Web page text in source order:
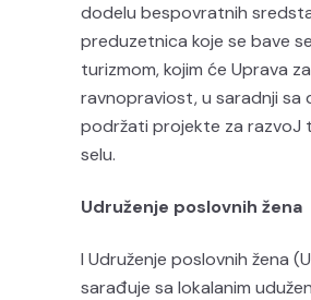
dodelu bespovratnih
preduzetnica koje se bave
turizmom, kojim će Uprava
ravnopraviost, u saradnji sa
podržati projekte za razvoJ
selu.
Udruženje poslovnih žena
I Udruženje poslovnih žena
sarađuje sa lokalanim